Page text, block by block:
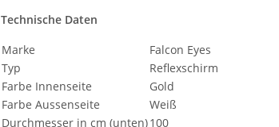
Technische Daten
Marke
Falcon Eyes
Typ
Reflexschirm
Farbe Innenseite
Gold
Farbe Aussenseite
Weiß
Durchmesser in cm (unten)100